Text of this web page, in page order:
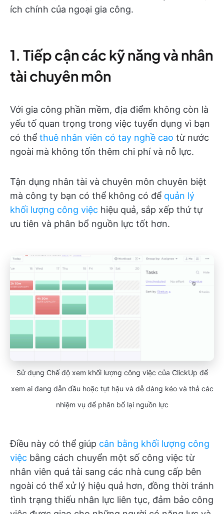
ích chính của ngoại gia công.
1. Tiếp cận các kỹ năng và nhân
tài chuyên môn
Với gia công phần mềm, địa điểm không còn là
yếu tố quan trọng trong việc tuyển dụng vì bạn
có thể thuê nhân viên có tay nghề cao từ nước
ngoài mà không tốn thêm chi phí và nỗ lực.
Tận dụng nhân tài và chuyên môn chuyên biệt
mà công ty bạn có thể không có để quản lý
khối lượng công việc hiệu quả, sắp xếp thứ tự
ưu tiên và phân bổ nguồn lực tốt hơn.
Sử dụng Chế độ xem khối lượng công việc của ClickUp để
xem ai đang dẫn đầu hoặc tụt hậu và dễ dàng kéo và thả các
nhiệm vụ để phân bổ lại nguồn lực
Điều này có thể giúp cân bằng khối lượng công
việc bằng cách chuyển một số công việc từ
nhân viên quá tải sang các nhà cung cấp bên
ngoài có thể xử lý hiệu quả hơn, đồng thời tránh
tình trạng thiếu nhân lực liên tục, đảm bảo công